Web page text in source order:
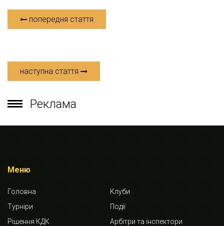
попередня стаття
наступна стаття
Реклама
Меню
Головна
Клуби
Турніри
Події
Рішення КДК
Арбітри та інспектори